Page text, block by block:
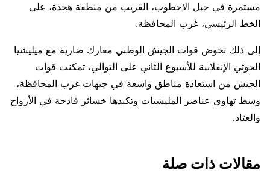
مستمرة في جبل الاحطوب، القريب من منطقة هجدة، على
الخط الرئيسي، غرب المحافظة.
إلى ذلك تخوض قوات الجيش الوطني معارك ضارية مع ميليشيا
الحوثي الإنقلابية للأسبوع الثاني على التوالي، تمكنت قوات
الجيش من استعادة مناطق واسعة في جبهات غرب المحافظة،
وسط تهاوي عناصر المليشيات وتكبدها خسائر فادحة في الأرواح
والعتاد.
مقالات ذات صلة